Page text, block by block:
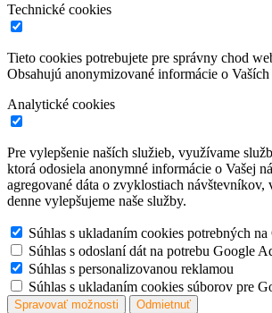
Technické cookies
Tieto cookies potrebujete pre správny chod
Obsahujú anonymizované informácie o
Analytické cookies
Pre vylepšenie naších služieb, využívame
ktorá odosiela anonymné informácie o Vašej
agregované dáta o zvyklostiach
denne vylepšujeme naše služby.
Súhlas s ukladaním cookies potrebných
Súhlas s odoslaní dát na potrebu Google
Súhlas s personalizovanou reklamou
Súhlas s ukladaním cookies súborov pre
Spravovať možnosti
Odmietnuť